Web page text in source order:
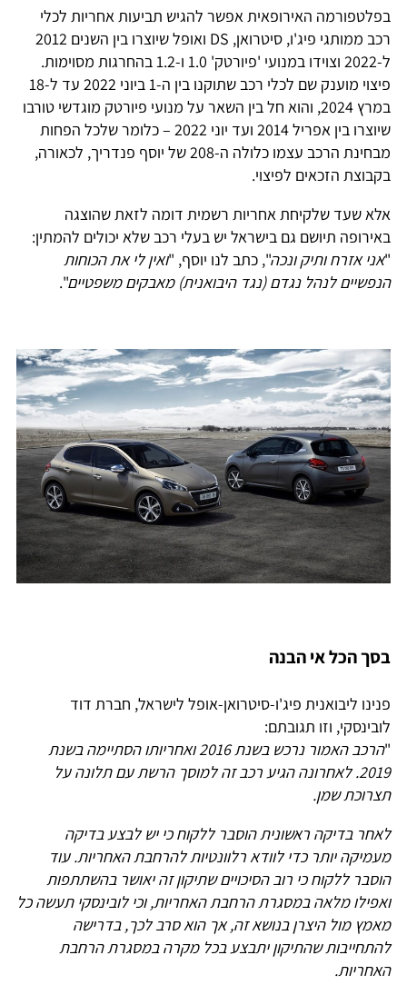
בפלטפורמה האירופאית אפשר להגיש תביעות אחריות לכלי
רכב ממותגי פיג'ו, סיטרואן, DS ואופל שיוצרו בין השנים 2012
ל-2022 וצוידו במנועי 'פיורטק' 1.0 ו-1.2 בהחרגות מסוימות.
פיצוי מוענק שם לכלי רכב שתוקנו בין ה-1 ביוני 2022 עד ל-18
במרץ 2024, והוא חל בין השאר על מנועי פיורטק מוגדשי טורבו
שיוצרו בין אפריל 2014 ועד יוני 2022 – כלומר שלכל הפחות
מבחינת הרכב עצמו כלולה ה-208 של יוסף פנדריך, לכאורה,
בקבוצת הזכאים לפיצוי.
אלא שעד שלקיחת אחריות רשמית דומה לזאת שהוצגה
באירופה תיושם גם בישראל יש בעלי רכב שלא יכולים להמתין:
"אני אזרח ותיק ונכה", כתב לנו יוסף, "ואין לי את הכוחות
הנפשיים לנהל נגדם (נגד היבואנית) מאבקים משפטיים".
בסך הכל אי הבנה
פנינו ליבואנית פיג'ו-סיטרואן-אופל לישראל, חברת דוד
לובינסקי, וזו תגובתם:
"
הרכב האמור נרכש בשנת 2016 ואחריותו הסתיימה בשנת
2019. לאחרונה הגיע רכב זה למוסך הרשת עם תלונה על
תצרוכת שמן.
לאחר בדיקה ראשונית הוסבר ללקוח כי יש לבצע בדיקה
מעמיקה יותר כדי לוודא רלוונטיות להרחבת האחריות. עוד
הוסבר ללקוח כי רוב הסיכויים שתיקון זה יאושר בהשתתפות
ואפילו מלאה במסגרת הרחבת האחריות, וכי לובינסקי תעשה כל
מאמץ מול היצרן בנושא זה, אך הוא סרב לכך, בדרישה
להתחייבות שהתיקון יתבצע בכל מקרה במסגרת הרחבת
האחריות.